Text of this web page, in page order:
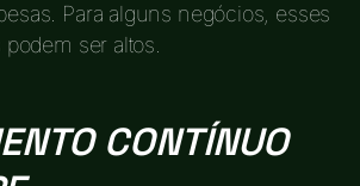
Para alguns negócios, esses
ser altos.
CONTÍNUO